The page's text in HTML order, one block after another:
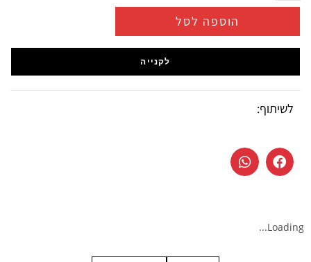
הוספה לסל
לקנייה
לשיתוף:
Loading...